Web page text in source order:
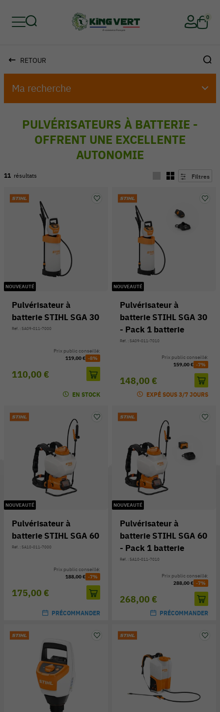
0
V
RETOUR
Ma recherche
PULVÉRISATEURS À BATTERIE -
OFFRENT UNE EXCELLENTE
AUTONOMIE
11 résultats Filtres
NOUVEAUTÉ
Pulvérisateur à
batterie STIHL SGA 30
Réf. : SA09-011-7000
110,00 €
Prix public conseillé:
119,00 € -8%
EN STOCK
NOUVEAUTÉ
Pulvérisateur à
batterie STIHL SGA 30
- Pack 1 batterie
Réf. : SA09-011-7010
148,00 €
Prix public conseillé:
159,00 € -7%
EXPÉ SOUS 3/7 JOURS
NOUVEAUTÉ
Pulvérisateur à
batterie STIHL SGA 60
Réf. : SA10-011-7000
175,00 €
Prix public conseillé:
188,00 € -7%
PRÉCOMMANDER
NOUVEAUTÉ
Pulvérisateur à
batterie STIHL SGA 60
- Pack 1 batterie
Réf. : SA10-011-7010
268,00 €
Prix public conseillé:
288,00 € -7%
PRÉCOMMANDER